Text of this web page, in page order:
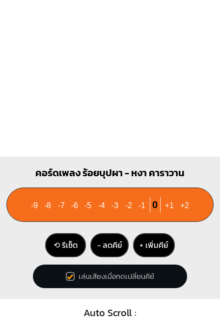
คอร์ดเพลง ร้อยบุปผา - หงา คาราวาน
-9 -8 -7 -6 -5 -4 -3 -2 -1 0 +1 +2
⟲ รีเซ็ต − ลดคีย์ + เพิ่มคีย์
เล่นเสียงเมื่อกดเปลี่ยนคีย์
Auto Scroll :